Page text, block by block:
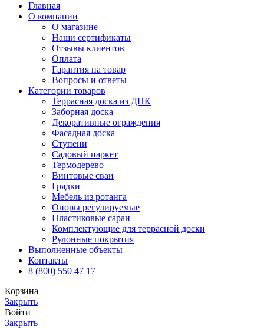
Главная
О компании
О магазине
Наши сертификаты
Отзывы клиентов
Оплата
Гарантия на товар
Вопросы и ответы
Категории товаров
Террасная доска из ДПК
Заборная доска
Декоративные ограждения
Фасадная доска
Ступени
Садовый паркет
Термодерево
Винтовые сваи
Грядки
Мебель из ротанга
Опоры регулируемые
Пластиковые сараи
Комплектующие для террасной доски
Рулонные покрытия
Выполненные объекты
Контакты
8 (800) 550 47 17
Корзина
Закрыть
Войти
Закрыть